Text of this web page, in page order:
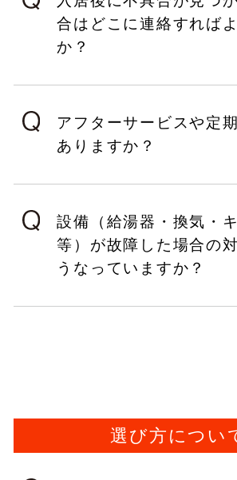
合はどこに連絡すれば
か？
アフターサービスや定
ありますか？
設備（給湯器・換気・
等）が故障した場合の
うなっていますか？
選び方につい